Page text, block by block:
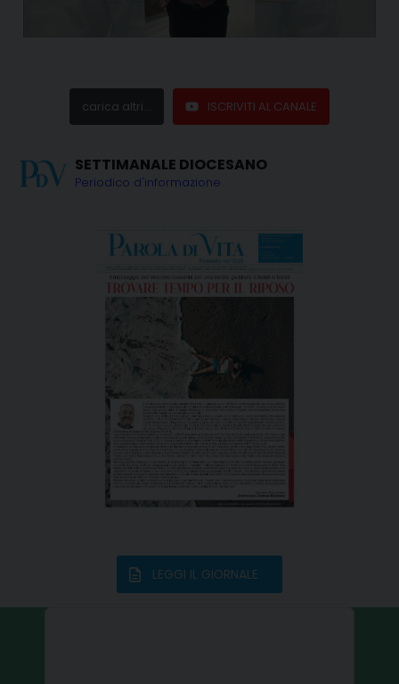
carica altri... ISCRIVITI AL CANALE
SETTIMANALE DIOCESANO
Periodico d'informazione
LEGGI IL GIORNALE